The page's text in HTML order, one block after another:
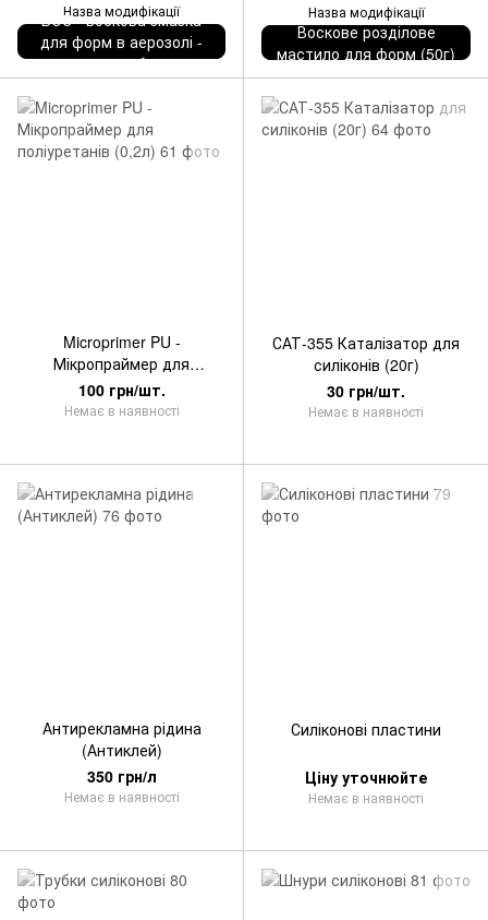
Назва модифікації
ВОС - воскова змазка
для форм в аерозолі -
знято з виробництва
Назва модифікації
Воскове розділове
мастило для форм (50г)
Microprimer PU -
Мікропраймер для
поліуретанів (0,2л)
100 грн/шт.
Немає в наявності
САТ-355 Каталізатор для
силіконів (20г)
30 грн/шт.
Немає в наявності
Антирекламна рідина
(Антиклей)
350 грн/л
Немає в наявності
Силіконові пластини
Ціну уточнюйте
Немає в наявності